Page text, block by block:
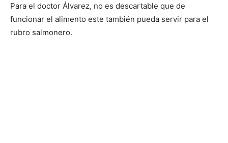
Para el doctor Álvarez, no es descartable que de
funcionar el alimento este también pueda servir para el
rubro salmonero.